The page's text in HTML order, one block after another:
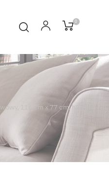
0
116 cm x 77 cm, h28 cm